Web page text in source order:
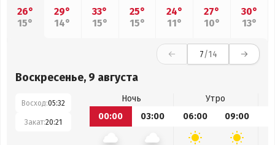
26°
15°
29°
14°
33°
15°
25°
15°
24°
11°
27°
10°
30°
13°
7/14
Воскресенье, 9 августа
Восход:05:32
Закат:20:21
Ночь
Утро
00:00
03:00 06:00 09:00